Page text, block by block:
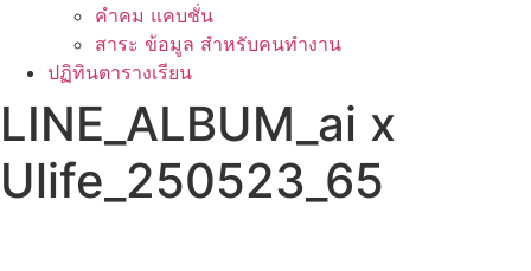
คำคม แคบชั่น
สาระ ข้อมูล สำหรับคนทำงาน
ปฏิทินตารางเรียน
LINE_ALBUM_ai x
Ulife_250523_65